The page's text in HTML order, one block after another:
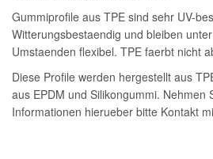
Gummiprofile aus TPE sind sehr UV-
Witterungsbestaendig und bleiben
Umstaenden flexibel. TPE faerbt nicht
Diese Profile werden hergestellt aus
aus EPDM und Silikongummi. Nehmen
Informationen hierueber bitte Kontakt